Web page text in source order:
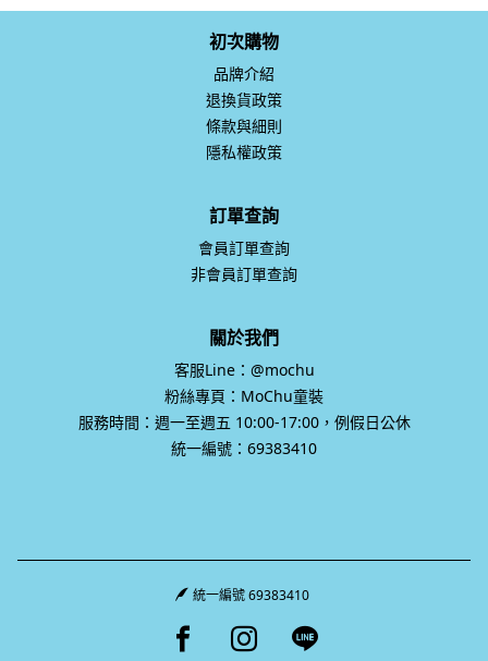
初次購物
品牌介紹
退換貨政策
條款與細則
隱私權政策
訂單查詢
會員訂單查詢
非會員訂單查詢
關於我們
客服Line：@mochu
粉絲專頁：MoChu童裝
服務時間：週一至週五 10:00-17:00，例假日公休
統一編號：69383410
統一編號 69383410
Facebook page
Instagram page
Line page